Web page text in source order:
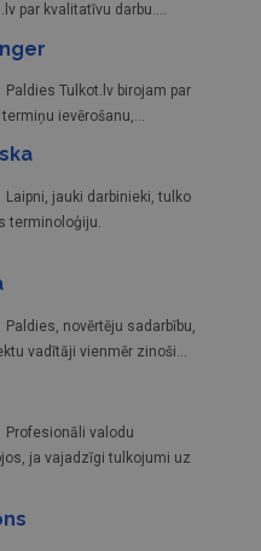
par kvalitatīvu darbu....
Paldies Tulkot.lv birojam par
ievērošanu,...
Laipni, jauki darbinieki, tulko
terminoloģiju.
Paldies, novērtēju sadarbību,
vadītāji vienmēr zinoši...
Profesionāli valodu
ja vajadzīgi tulkojumi uz